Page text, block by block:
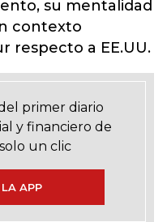
su mentalidad
contexto
respecto a EE.UU.
primer diario
y financiero de
un clic
LA APP